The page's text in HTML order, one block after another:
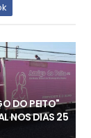
DO PEITO"
NOS DIAS 25